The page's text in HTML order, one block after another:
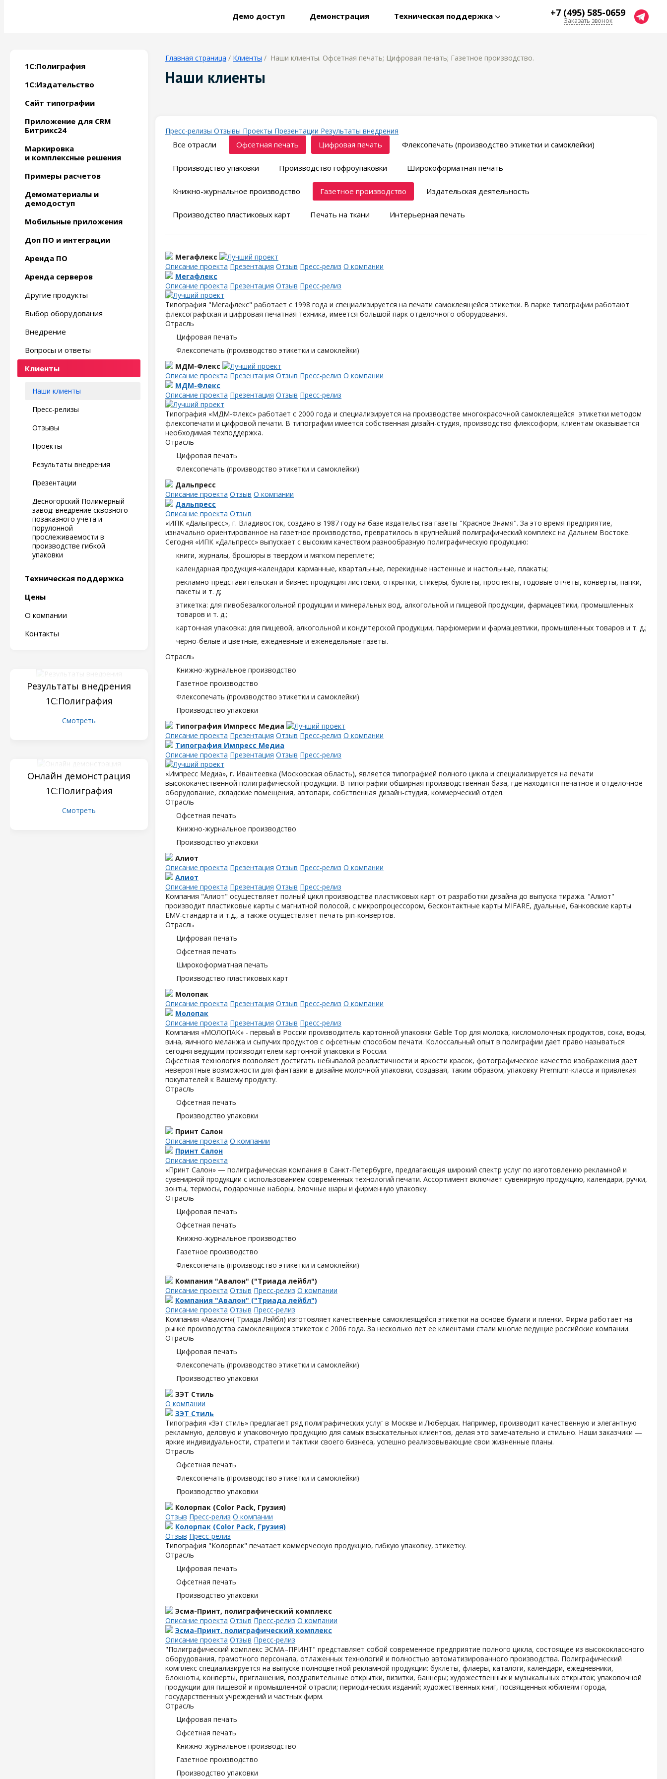
Демо доступ Демонстрация Техническая поддержка +7 (495) 585-0659
Заказать звонок
1С:Полиграфия
1С:Издательство
Сайт типографии
Приложение для CRM
Битрикс24
Маркировка
и комплексные решения
Примеры расчетов
Демоматериалы и
демодоступ
Мобильные приложения
Доп ПО и интеграции
Аренда ПО
Аренда серверов
Другие продукты
Выбор оборудования
Внедрение
Вопросы и ответы
Клиенты
Наши клиенты
Пресс-релизы
Отзывы
Проекты
Результаты внедрения
Презентации
Десногорский Полимерный
завод: внедрение сквозного
позаказного учёта и
порулонной
прослеживаемости в
производстве гибкой
упаковки
Техническая поддержка
Цены
О компании
Контакты
Результаты внедрения
1С:Полиграфия
Смотреть
Онлайн демонстрация
1С:Полиграфия
Смотреть
Главная страница / Клиенты / Наши клиенты. Офсетная печать; Цифровая печать; Газетное производство.
Наши клиенты
Пресс-релизы Отзывы Проекты Презентации Результаты внедрения
Все отрасли Офсетная печать Цифровая печать Флексопечать (производство этикетки и самоклейки)
Производство упаковки Производство гофроупаковки Широкоформатная печать
Книжно-журнальное производство Газетное производство Издательская деятельность
Производство пластиковых карт Печать на ткани Интерьерная печать
Мегафлекс
Описание проекта Презентация Отзыв Пресс-релиз О компании
Мегафлекс
Описание проекта Презентация Отзыв Пресс-релиз
Типография "Мегафлекс" работает с 1998 года и специализируется на печати самоклеящейся этикетки. В парке типографии работают
флексографская и цифровая печатная техника, имеется большой парк отделочного оборудования.
Отрасль
Цифровая печать
Флексопечать (производство этикетки и самоклейки)
МДМ-Флекс
Описание проекта Презентация Отзыв Пресс-релиз О компании
МДМ-Флекс
Описание проекта Презентация Отзыв Пресс-релиз
Типография «МДМ-Флекс» работает с 2000 года и специализируется на производстве многокрасочной самоклеящейся этикетки методом
флексопечати и цифровой печати. В типографии имеется собственная дизайн-студия, производство флексоформ, клиентам оказывается
необходимая техподдержка.
Отрасль
Цифровая печать
Флексопечать (производство этикетки и самоклейки)
Дальпресс
Описание проекта Отзыв О компании
Дальпресс
Описание проекта Отзыв
«ИПК «Дальпресс», г. Владивосток, создано в 1987 году на базе издательства газеты "Красное Знамя". За это время предприятие,
изначально ориентированное на газетное производство, превратилось в крупнейший полиграфический комплекс на Дальнем Востоке.
Сегодня «ИПК «Дальпресс» выпускает с высоким качеством разнообразную полиграфическую продукцию:
книги, журналы, брошюры в твердом и мягком переплете;
календарная продукция-календари: карманные, квартальные, перекидные настенные и настольные, плакаты;
рекламно-представительская и бизнес продукция листовки, открытки, стикеры, буклеты, проспекты, годовые отчеты, конверты, папки,
пакеты и т. д;
этикетка: для пивобезалкогольной продукции и минеральных вод, алкогольной и пищевой продукции, фармацевтики, промышленных
товаров и т. д.;
картонная упаковка: для пищевой, алкогольной и кондитерской продукции, парфюмерии и фармацевтики, промышленных товаров и т. д.;
черно-белые и цветные, ежедневные и еженедельные газеты.
Отрасль
Книжно-журнальное производство
Газетное производство
Флексопечать (производство этикетки и самоклейки)
Производство упаковки
Типография Импресс Медиа
Описание проекта Презентация Отзыв Пресс-релиз О компании
Типография Импресс Медиа
Описание проекта Презентация Отзыв Пресс-релиз
«Импресс Медиа», г. Ивантеевка (Московская область), является типографией полного цикла и специализируется на печати
высококачественной полиграфической продукции. В типографии обширная производственная база, где находится печатное и отделочное
оборудование, складские помещения, автопарк, собственная дизайн-студия, коммерческий отдел.
Отрасль
Офсетная печать
Книжно-журнальное производство
Производство упаковки
Алиот
Описание проекта Презентация Отзыв Пресс-релиз О компании
Алиот
Описание проекта Презентация Отзыв Пресс-релиз
Компания "Алиот" осуществляет полный цикл производства пластиковых карт от разработки дизайна до выпуска тиража. "Алиот"
производит пластиковые карты с магнитной полосой, с микропроцессором, бесконтактные карты MIFARE, дуальные, банковские карты
EMV-стандарта и т.д., а также осуществляет печать pin-конвертов.
Отрасль
Цифровая печать
Офсетная печать
Широкоформатная печать
Производство пластиковых карт
Молопак
Описание проекта Презентация Отзыв Пресс-релиз О компании
Молопак
Описание проекта Презентация Отзыв Пресс-релиз
Компания «МОЛОПАК» - первый в России производитель картонной упаковки Gable Top для молока, кисломолочных продуктов, сока, воды,
вина, яичного меланжа и сыпучих продуктов с офсетным способом печати. Колоссальный опыт в полиграфии дает право называться
сегодня ведущим производителем картонной упаковки в России.
Офсетная технология позволяет достигать небывалой реалистичности и яркости красок, фотографическое качество изображения дает
невероятные возможности для фантазии в дизайне молочной упаковки, создавая, таким образом, упаковку Premium-класса и привлекая
покупателей к Вашему продукту.
Отрасль
Офсетная печать
Производство упаковки
Принт Салон
Описание проекта О компании
Принт Салон
Описание проекта
«Принт Салон» — полиграфическая компания в Санкт-Петербурге, предлагающая широкий спектр услуг по изготовлению рекламной и
сувенирной продукции с использованием современных технологий печати. Ассортимент включает сувенирную продукцию, календари, ручки,
зонты, термосы, подарочные наборы, ёлочные шары и фирменную упаковку.
Отрасль
Цифровая печать
Офсетная печать
Книжно-журнальное производство
Газетное производство
Флексопечать (производство этикетки и самоклейки)
Компания "Авалон" ("Триада лейбл")
Описание проекта Отзыв Пресс-релиз О компании
Компания "Авалон" ("Триада лейбл")
Описание проекта Отзыв Пресс-релиз
Компания «Авалон»( Триада Лэйбл) изготовляет качественные самоклеящейся этикетки на основе бумаги и пленки. Фирма работает на
рынке производства самоклеящихся этикеток с 2006 года. За несколько лет ее клиентами стали многие ведущие российские компании.
Отрасль
Цифровая печать
Флексопечать (производство этикетки и самоклейки)
Производство упаковки
ЗЭТ Стиль
О компании
ЗЭТ Стиль
Типография «Зэт cтиль» предлагает ряд полиграфических услуг в Москве и Люберцах. Например, производит качественную и элегантную
рекламную, деловую и упаковочную продукцию для самых взыскательных клиентов, делая это замечательно и стильно. Наши заказчики —
яркие индивидуальности, стратеги и тактики своего бизнеса, успешно реализовывающие свои жизненные планы.
Отрасль
Офсетная печать
Флексопечать (производство этикетки и самоклейки)
Производство упаковки
Колорпак (Color Pack, Грузия)
Отзыв Пресс-релиз О компании
Колорпак (Color Pack, Грузия)
Отзыв Пресс-релиз
Типография "Колорпак" печатает коммерческую продукцию, гибкую упаковку, этикетку.
Отрасль
Цифровая печать
Офсетная печать
Производство упаковки
Эсма-Принт, полиграфический комплекс
Описание проекта Отзыв Пресс-релиз О компании
Эсма-Принт, полиграфический комплекс
Описание проекта Отзыв Пресс-релиз
"Полиграфический комплекс ЭСМА–ПРИНТ" представляет собой современное предприятие полного цикла, состоящее из высококлассного
оборудования, грамотного персонала, отлаженных технологий и полностью автоматизированного производства. Полиграфический
комплекс специализируется на выпуске полноцветной рекламной продукции: буклеты, флаеры, каталоги, календари, ежедневники,
блокноты, конверты, приглашения, поздравительные открытки, визитки, баннеры; художественных и музыкальных открыток; упаковочной
продукции для пищевой и промышленной отрасли; периодических изданий; художественных книг, посвященных юбилеям города,
государственных учреждений и частных фирм.
Отрасль
Цифровая печать
Офсетная печать
Книжно-журнальное производство
Газетное производство
Производство упаковки